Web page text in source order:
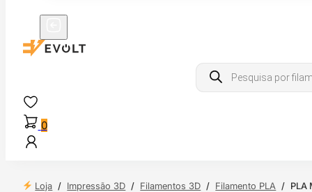
Products
search
0
Loja / Impressão 3D / Filamentos 3D / Filamento PLA / PLA